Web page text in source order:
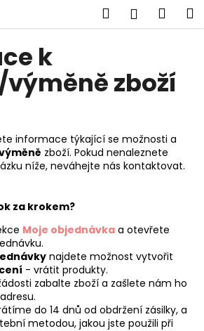
Hledat
k
zboží
informace týkající se možnosti a
zboží. Pokud nenaleznete
níže, neváhejte nás kontaktovat.
za krokem?
Moje objednávka a otevřete
najdete možnost vytvořit
- vrátit produkty.
zabalte zboží a zašlete nám ho
do 14 dnů od obdržení zásilky, a
metodou, jakou jste použili při